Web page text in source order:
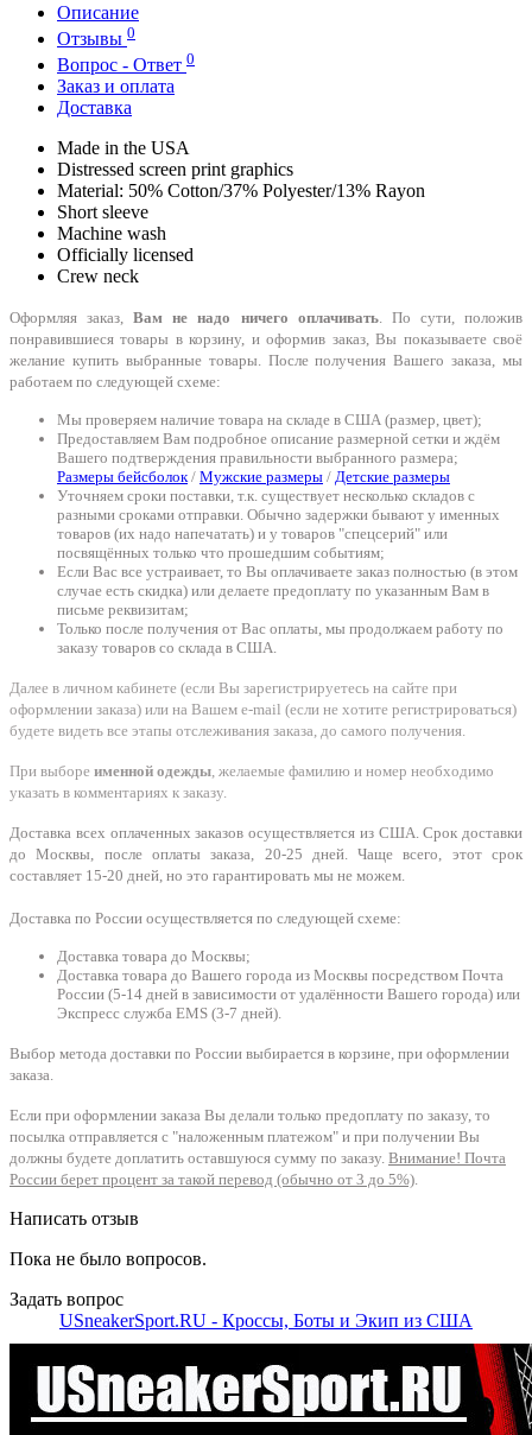
Описание
Отзывы 0
Вопрос - Ответ 0
Заказ и оплата
Доставка
Made in the USA
Distressed screen print graphics
Material: 50% Cotton/37% Polyester/13% Rayon
Short sleeve
Machine wash
Officially licensed
Crew neck
Оформляя заказ,Вам не надо ничего оплачивать. По сути, положив
понравившиеся товары в корзину, и оформив заказ, Вы показываете своё
желание купить выбранные товары. После получения Вашего заказа, мы
работаем по следующей схеме:
Мы проверяем наличие товара на складе в США (размер, цвет);
Предоставляем Вам подробное описание размерной сетки и ждём
Вашего подтверждения правильности выбранного размера;
Размеры бейсболок/ Мужские размеры / Детские размеры
Уточняем сроки поставки, т.к. существует несколько складов с
разными сроками отправки. Обычно задержки бывают у именных
товаров (их надо напечатать) и у товаров "спецсерий" или
посвящённых только что прошедшим событиям;
Если Вас все устраивает, то Вы оплачиваете заказ полностью (в этом
случае есть скидка) или делаете предоплату по указанным Вам в
письме реквизитам;
Только после получения от Вас оплаты, мы продолжаем работу по
заказу товаров со склада в США.
Далее в личном кабинете (если Вы зарегистрируетесь на сайте при
оформлении заказа) или на Вашем e-mail (если не хотите регистрироваться)
будете видеть все этапы отслеживания заказа, до самого получения.
При выборе именной одежды, желаемые фамилию и номер необходимо
указать в комментариях к заказу.
Доставка всех оплаченных заказов осуществляется из США. Срок доставки
до Москвы, после оплаты заказа, 20-25 дней. Чаще всего, этот срок
составляет 15-20 дней, но это гарантировать мы не можем.
Доставка по России осуществляется по следующей схеме:
Доставка товара до Москвы;
Доставка товара до Вашего города из Москвы посредством Почта
России (5-14 дней в зависимости от удалённости Вашего города) или
Экспресс служба EMS (3-7 дней).
Выбор метода доставки по России выбирается в корзине, при оформлении
заказа.
Если при оформлении заказа Вы делали только предоплату по заказу, то
посылка отправляется с "наложенным платежом" и при получении Вы
должны будете доплатить оставшуюся сумму по заказу. Внимание! Почта
России берет процент за такой перевод (обычно от 3 до 5%).
Написать отзыв
Пока не было вопросов.
Задать вопрос
USneakerSport.RU - Кроссы, Боты и Экип из США